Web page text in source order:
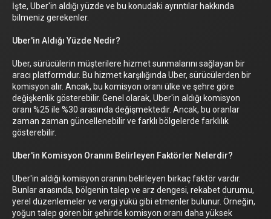
İşte, Uber'in aldığı yüzde ve bu konudaki ayrıntılar hakkında
bilmeniz gerekenler.
Uber'in Aldığı Yüzde Nedir?
Uber, sürücülerin müşterilere hizmet sunmalarını sağlayan bir
aracı platformdur. Bu hizmet karşılığında Uber, sürücülerden bir
komisyon alır. Ancak, bu komisyon oranı ülke ve şehre göre
değişkenlik gösterebilir. Genel olarak, Uber'in aldığı komisyon
oranı %25 ile %30 arasında değişmektedir. Ancak, bu oranlar
zaman zaman güncellenebilir ve farklı bölgelerde farklılık
gösterebilir.
Uber'in Komisyon Oranını Belirleyen Faktörler Nelerdir?
Uber'in aldığı komisyon oranını belirleyen birkaç faktör vardır.
Bunlar arasında, bölgenin talep ve arz dengesi, rekabet durumu,
yerel düzenlemeler ve vergi yükü gibi etmenler bulunur. Örneğin,
yoğun talep gören bir şehirde komisyon oranı daha yüksek